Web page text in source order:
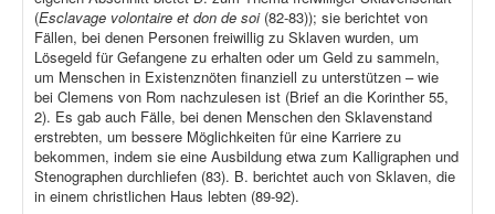
(Esclavage volontaire et don de soi(82-83)); sie berichtet von
Fällen, bei denen Personen freiwillig zu Sklaven wurden, um
Lösegeld für Gefangene zu erhalten oder um Geld zu sammeln,
um Menschen in Existenznöten finanziell zu unterstützen – wie
bei Clemens von Rom nachzulesen ist (Brief an die Korinther 55,
2). Es gab auch Fälle, bei denen Menschen den Sklavenstand
erstrebten, um bessere Möglichkeiten für eine Karriere zu
bekommen, indem sie eine Ausbildung etwa zum Kalligraphen und
Stenographen durchliefen (83). B. berichtet auch von Sklaven, die
in einem christlichen Haus lebten (89-92).